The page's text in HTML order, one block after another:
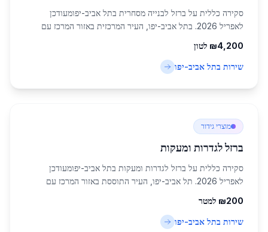
סקירה כללית על ברזל לבנייה מסחרית בתל אביב-יפומעודכן
לאפריל 2026. בתל אביב-יפו, העיר המרכזית באזור המרכז עם
אביב-יפו ממשיך לצמוח בקצב מואץ, מונע...
₪4,200 לטון
שירות בתל אביב-יפו
מוצרי גידור
ברזל לגדרות ומעקות
סקירה כללית על ברזל לגדרות ומעקות בתל אביב-יפומעודכן
לאפריל 2026. תל אביב-יפו, העיר התוססת באזור המרכז עם
לגדרות ומעקות בתל אביב-יפו. השוק הזה ...
₪200 למטר
שירות בתל אביב-יפו